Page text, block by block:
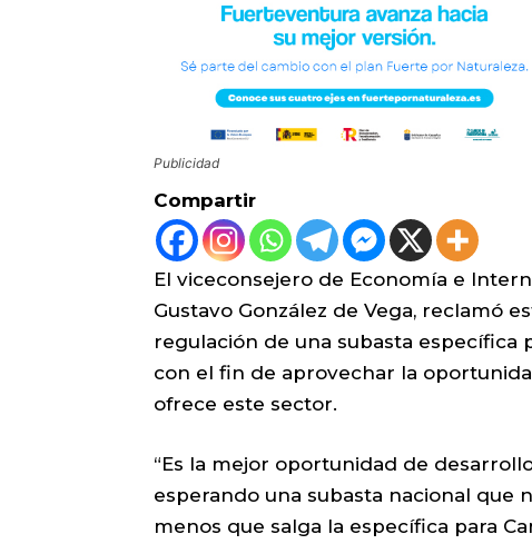
Publicidad
Compartir
El viceconsejero de Economía e
Gustavo González de Vega, reclamó
regulación de una subasta específica
con el fin de aprovechar la
ofrece este sector.
“Es la mejor oportunidad de
esperando una subasta nacional que
menos que salga la específica para